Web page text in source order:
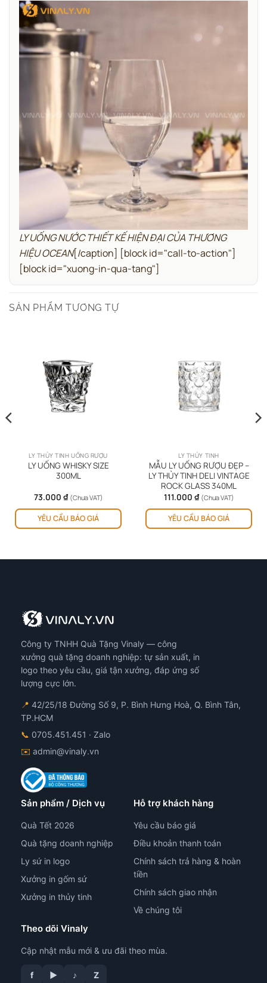
LY UỐNG NƯỚC THIẾT KẾ HIỆN ĐẠI CỦA THƯƠNG
HIỆU OCEAN[/caption] [block id="call-to-action"]
[block id="xuong-in-qua-tang"]
SẢN PHẨM TƯƠNG TỰ
LY THỦY TINH UỐNG RƯỢU
LY UỐNG WHISKY SIZE
300ML
73.000 ₫ (Chưa VAT)
YÊU CẦU BÁO GIÁ
LY THỦY TINH
MẪU LY UỐNG RƯỢU ĐẸP –
LY THỦY TINH DELI VINTAGE
ROCK GLASS 340ML
111.000 ₫ (Chưa VAT)
YÊU CẦU BÁO GIÁ
Công ty TNHH Quà Tặng Vinaly — công
xưởng quà tặng doanh nghiệp: tự sản xuất, in
logo theo yêu cầu, giá tận xưởng, đáp ứng số
lượng cực lớn.
📍 42/25/18 Đường Số 9, P. Bình Hưng Hoà, Q. Bình Tân,
TP.HCM
📞 0705.451.451 · Zalo
✉️ admin@vinaly.vn
Sản phẩm / Dịch vụ
Quà Tết 2026
Quà tặng doanh nghiệp
Ly sứ in logo
Xưởng in gốm sứ
Xưởng in thủy tinh
Hỗ trợ khách hàng
Yêu cầu báo giá
Điều khoản thanh toán
Chính sách trả hàng & hoàn
tiền
Chính sách giao nhận
Về chúng tôi
Theo dõi Vinaly
Cập nhật mẫu mới & ưu đãi theo mùa.
f ▶ ♪ Z